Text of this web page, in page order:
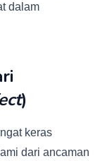
dalam
)
keras
dari ancaman